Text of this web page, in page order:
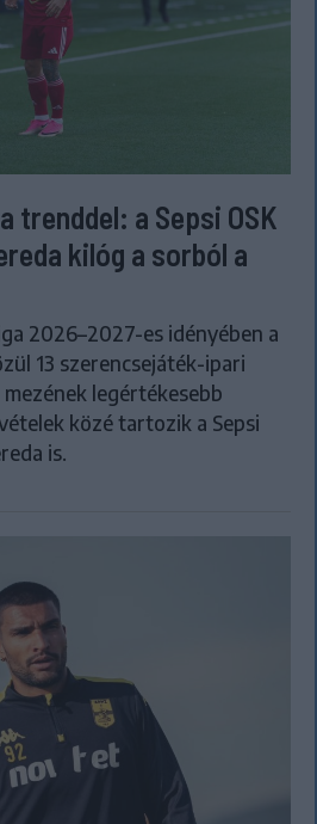
trenddel: a Sepsi OSK
kilóg a sorból a
2026–2027-es idényében a
13 szerencsejáték-ipari
legértékesebb
közé tartozik a Sepsi
is.